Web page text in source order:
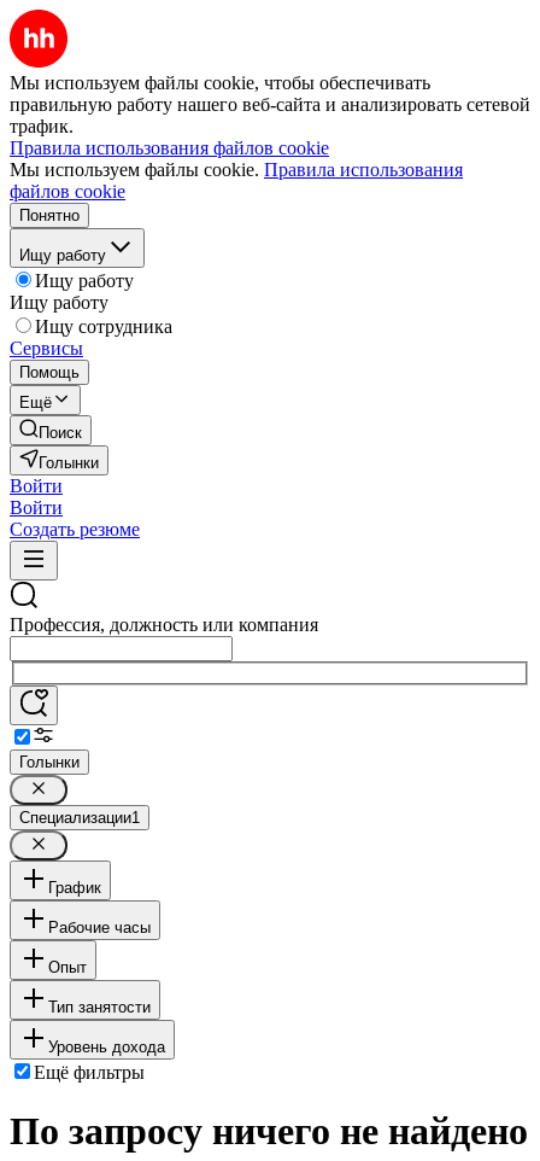
Мы используем файлы cookie, чтобы обеспечивать
правильную работу нашего веб-сайта и анализировать сетевой
трафик.
Правила использования файлов cookie
Мы используем файлы cookie. Правила использования
файлов cookie
Понятно
Ищу работу
Ищу работу
Ищу работу
Ищу сотрудника
Сервисы
Помощь
Ещё
Поиск
Голынки
Войти
Войти
Создать резюме
Профессия, должность или компания
Голынки
Специализации1
График
Рабочие часы
Опыт
Тип занятости
Уровень дохода
Ещё фильтры
По запросу ничего не найдено